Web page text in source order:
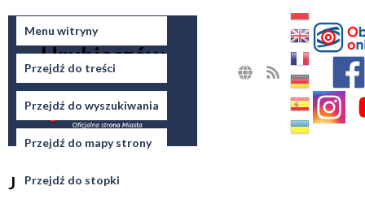
Menu witryny
Przejdź do treści
Przejdź do wyszukiwania
Przejdź do mapy strony
Przejdź do stopki
Miasto
Hrubieszów
Jesteś tutaj